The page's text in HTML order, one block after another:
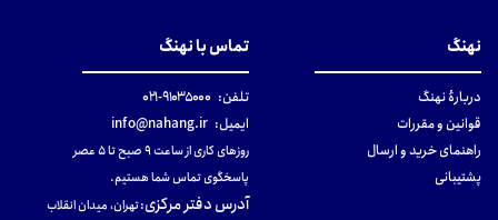
نهنگ
دربارهٔ نهنگ
قوانین و مقررات
راهنمای خرید و ارسال
پشتیبانی
تماس با نهنگ
تلفن: ۹۱۰۳۵۰۰۰-۰۲۱
ایمیل: info@nahang.ir
روزهای کاری از ساعت ۹ صبح تا ۵ عصر
پاسخگوی تماس شما هستیم.
آدرس دفتر مرکزی:تهران، میدان انقلاب